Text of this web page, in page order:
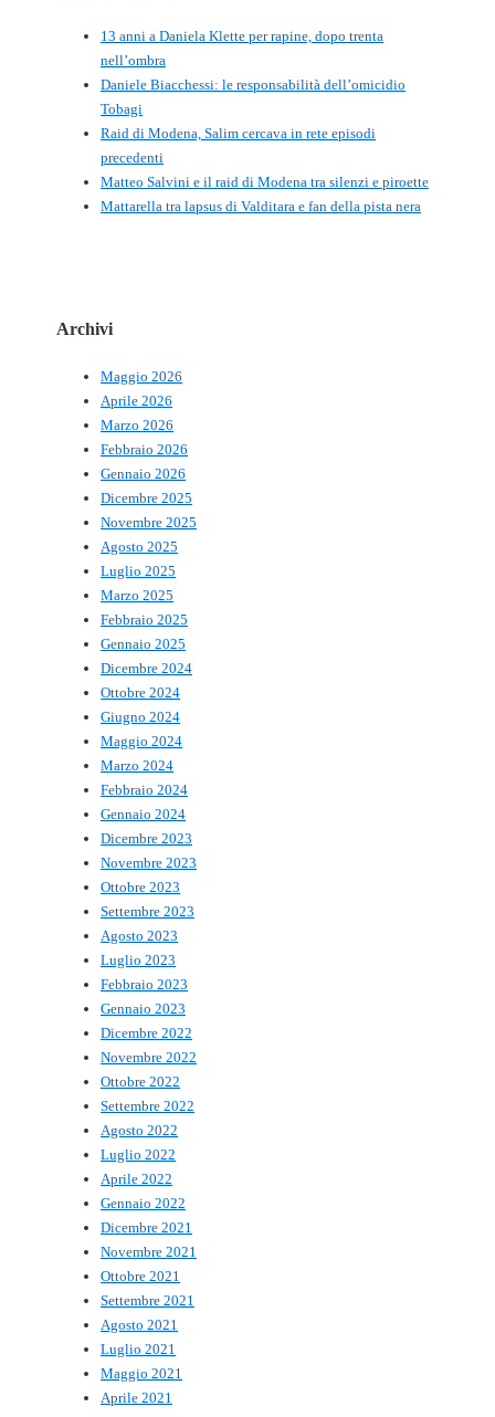
13 anni a Daniela Klette per rapine, dopo trenta
nell’ombra
Daniele Biacchessi: le responsabilità dell’omicidio
Tobagi
Raid di Modena, Salim cercava in rete episodi
precedenti
Matteo Salvini e il raid di Modena tra silenzi e piroette
Mattarella tra lapsus di Valditara e fan della pista nera
Archivi
Maggio 2026
Aprile 2026
Marzo 2026
Febbraio 2026
Gennaio 2026
Dicembre 2025
Novembre 2025
Agosto 2025
Luglio 2025
Marzo 2025
Febbraio 2025
Gennaio 2025
Dicembre 2024
Ottobre 2024
Giugno 2024
Maggio 2024
Marzo 2024
Febbraio 2024
Gennaio 2024
Dicembre 2023
Novembre 2023
Ottobre 2023
Settembre 2023
Agosto 2023
Luglio 2023
Febbraio 2023
Gennaio 2023
Dicembre 2022
Novembre 2022
Ottobre 2022
Settembre 2022
Agosto 2022
Luglio 2022
Aprile 2022
Gennaio 2022
Dicembre 2021
Novembre 2021
Ottobre 2021
Settembre 2021
Agosto 2021
Luglio 2021
Maggio 2021
Aprile 2021